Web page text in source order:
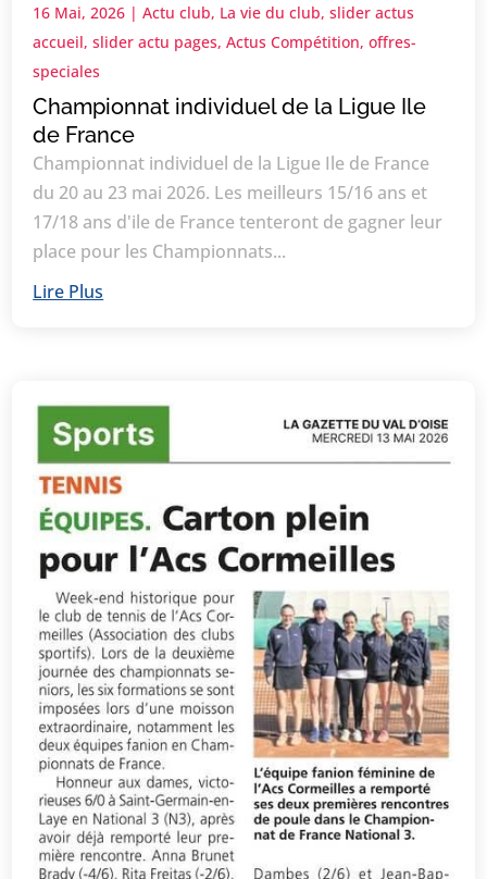
Championnat individuel de la Ligue Ile
de France
16 Mai, 2026 |Actu club, La vie du club,slider actus
accueil,slider actu pages,Actus Compétition,offres-
speciales
Championnat individuel de la Ligue Ile de France
du 20 au 23 mai 2026. Les meilleurs 15/16 ans et
17/18 ans d'ile de France tenteront de gagner leur
place pour les Championnats...
Lire Plus